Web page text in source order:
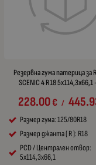
Резервна гума патерица за
SCENIC 4 R18
228.00€ /
Размер гума: 125/80R18
Размер джанта ( R ): R18
PCD / Централен отвор:
5x114,3x66,1